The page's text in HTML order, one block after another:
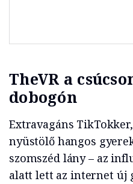
TheVR a
dobogón
Extravagáns
nyüstölő hangos
szomszéd lány – az
alatt lett az internet új